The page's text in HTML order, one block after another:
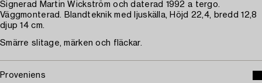
Signerad Martin Wickström och daterad 1992 a tergo.
Väggmonterad. Blandteknik med ljuskälla, Höjd 22,4, bredd 12,8
djup 14 cm.
Smärre slitage, märken och fläckar.
Proveniens